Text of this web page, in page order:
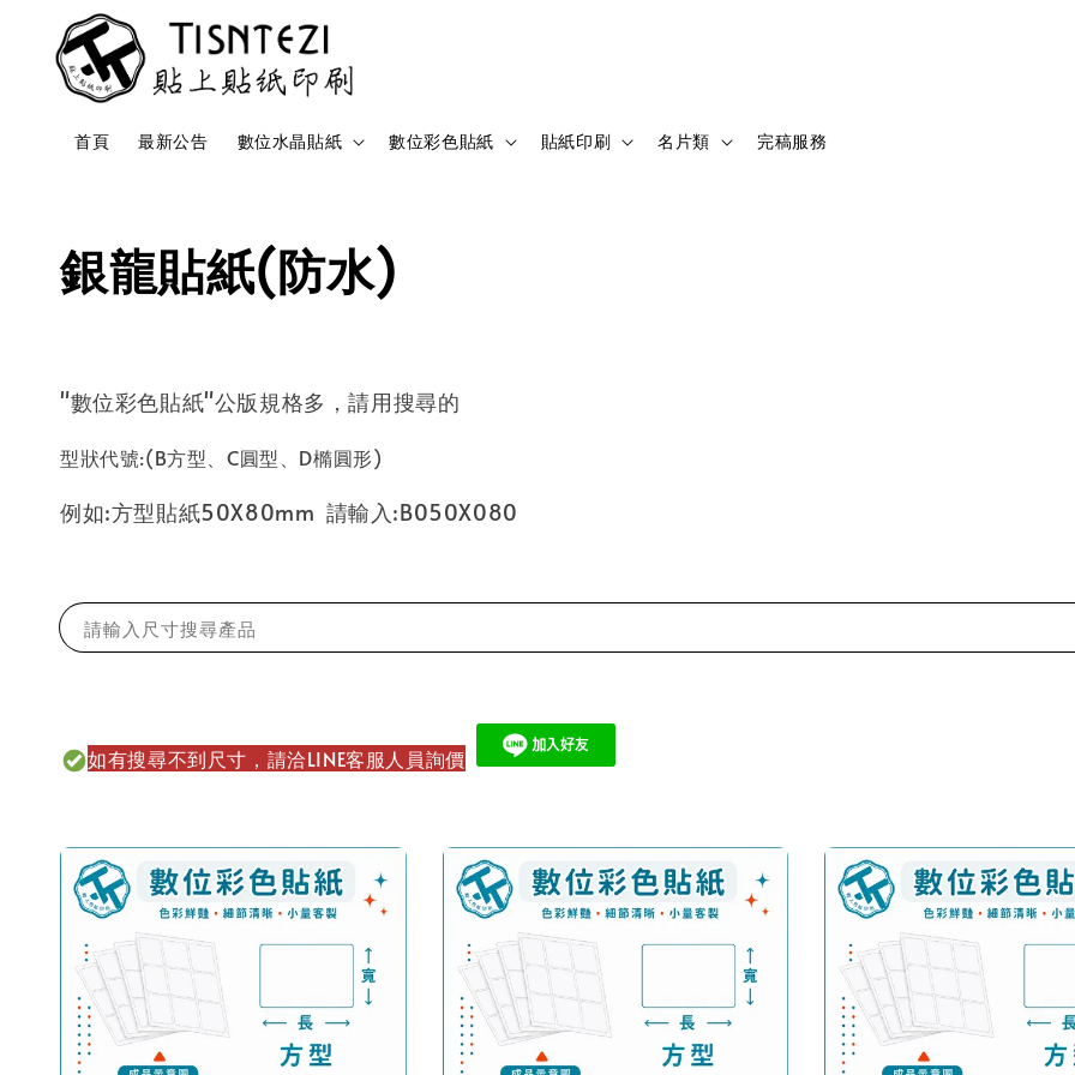
首頁 最新公告 數位水晶貼紙 數位彩色貼紙 貼紙印刷 名片類 完稿服務
銀龍貼紙(防水)
"數位彩色貼紙"公版規格多，請用搜尋的
型狀代號:(B方型、C圓型、D橢圓形)
例如:方型貼紙50X80mm 請輸入:B050X080
請輸入尺寸搜尋產品
如有搜尋不到尺寸，請洽LINE客服人員詢價